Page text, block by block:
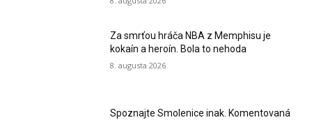
Za smrťou hráča NBA z Memphisu je
kokaín a heroín. Bola to nehoda
8. augusta 2026
Spoznajte Smolenice inak. Komentovaná